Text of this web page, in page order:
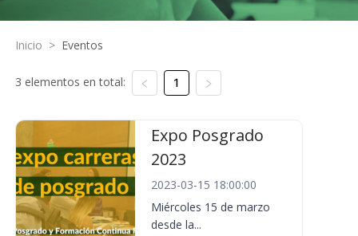
Inicio > Eventos
3 elementos en total: 1
Expo Posgrado
2023
2023-03-15 18:00:00
Miércoles 15 de marzo
desde la...